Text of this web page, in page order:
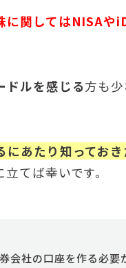
に関してはNISAや
ドルを感じる方も
あたり知ってお
てば幸いです。
会社の口座を作る必要